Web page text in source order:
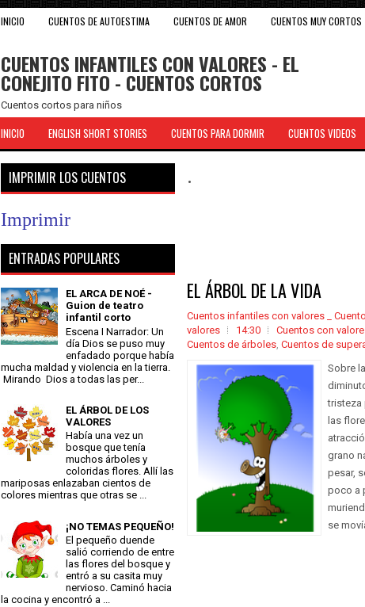
INICIO CUENTOS DE AUTOESTIMA CUENTOS DE AMOR CUENTOS MUY CORTOS
CUENTOS INFANTILES CON VALORES - EL
CONEJITO FITO - CUENTOS CORTOS
Cuentos cortos para niños
INICIO ENGLISH SHORT STORIES CUENTOS PARA DORMIR CUENTOS VIDEOS
.
EL ÁRBOL DE LA VIDA
Cuentos infantiles con valores _
valores
14:30 Cuentos con
Cuentos de árboles, Cuentos de
Sobre
tristeza
las
grano
pesar,
poco a
se
IMPRIMIR LOS CUENTOS
Imprimir
ENTRADAS POPULARES
EL ARCA DE NOÉ -
Guion de teatro
infantil corto
Escena I Narrador: Un
día Dios se puso muy
enfadado porque había
mucha maldad y violencia en la tierra.
Mirando Dios a todas las per...
EL ÁRBOL DE LOS
VALORES
Había una vez un
bosque que tenía
muchos árboles y
coloridas flores. Allí las
mariposas enlazaban cientos de
colores mientras que otras se ...
¡NO TEMAS PEQUEÑO!
El pequeño duende
salió corriendo de entre
las flores del bosque y
entró a su casita muy
nervioso. Caminó hacia
la cocina y encontró a ...